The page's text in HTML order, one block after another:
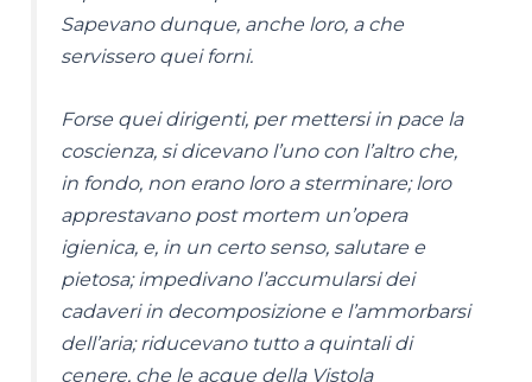
Sapevano dunque, anche loro, a che
servissero quei forni.
Forse quei dirigenti, per mettersi in pace la
coscienza, si dicevano l’uno con l’altro che,
in fondo, non erano loro a sterminare; loro
apprestavano post mortem un’opera
igienica, e, in un certo senso, salutare e
pietosa; impedivano l’accumularsi dei
cadaveri in decomposizione e l’ammorbarsi
dell’aria; riducevano tutto a quintali di
cenere, che le acque della Vistola